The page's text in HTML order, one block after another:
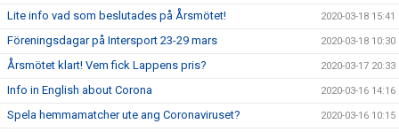
Lite info vad som beslutades på Årsmötet! 2020-03-18 15:41
Föreningsdagar på Intersport 23-29 mars 2020-03-18 10:30
Årsmötet klart! Vem fick Lappens pris? 2020-03-17 20:33
Info in English about Corona 2020-03-16 14:16
Spela hemmamatcher ute ang Coronaviruset? 2020-03-16 10:15